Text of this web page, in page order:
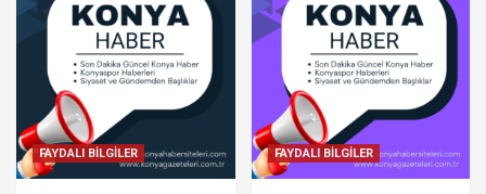
FAYDALI BİLGİLER FAYDALI BİLGİLER